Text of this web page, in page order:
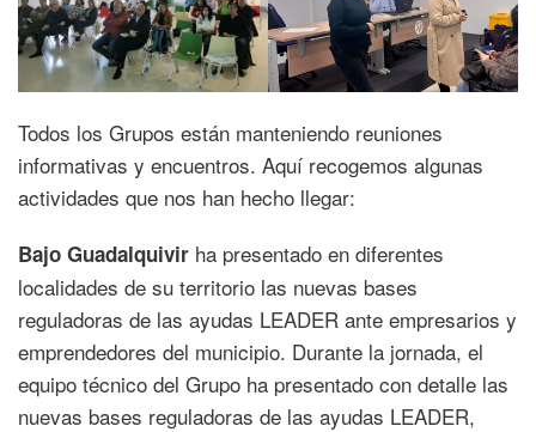
Todos los Grupos están manteniendo reuniones
informativas y encuentros. Aquí recogemos algunas
actividades que nos han hecho llegar:
Bajo Guadalquivir ha presentado en diferentes
localidades de su territorio las nuevas bases
reguladoras de las ayudas LEADER ante empresarios y
emprendedores del municipio. Durante la jornada, el
equipo técnico del Grupo ha presentado con detalle las
nuevas bases reguladoras de las ayudas LEADER,